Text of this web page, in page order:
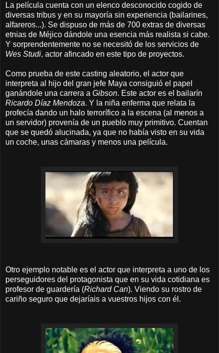
La película cuenta con un elenco desconocido cogido de
diversas tribus y en su mayoría sin experiencia (bailarines,
alfareros...). Se dispuso de más de 700 extras de diversas
etnias de Méjico dándole una esencia más realista si cabe.
Y sorprendentemente no se necesitó de los servicios de
Wes Studi, actor afincado en este tipo de proyectos.
Como prueba de este casting aleatorio, el actor que
interpreta al hijo del gran jefe Maya consiguió el papel
ganándole una carrera a Gibson. Este actor es el bailarín
Ricardo Díaz Mendoza. Y la niña enferma que relata la
profecía dando un halo terrorífico a la escena (al menos a
un servidor) provenía de un pueblo muy primitivo. Cuentan
que se quedó alucinada, ya que no había visto en su vida
un coche, unas cámaras y menos una película.
Otro ejemplo notable es el actor que interpreta a uno de los
perseguidores del protagonista que en su vida cotidiana es
profesor de guardería (Richard Can). Viendo su rostro de
cariño seguro que dejaríais a vuestros hijos con él.